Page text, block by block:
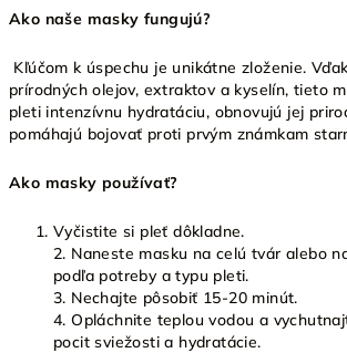
Ako naše masky fungujú?
Kľúčom k úspechu je unikátne zloženie.
prírodných olejov, extraktov a kyselín, tieto
pleti intenzívnu hydratáciu, obnovujú jej
pomáhajú bojovať proti prvým známkam
Ako masky používať?
Vyčistite si pleť dôkladne.
2. Naneste masku na celú tvár alebo
podľa potreby a typu pleti.
3. Nechajte pôsobiť 15-20 minút.
4. Opláchnite teplou vodou a
pocit sviežosti a hydratácie.